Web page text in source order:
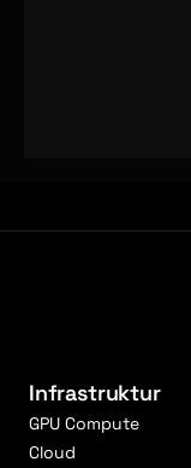
Infrastruktur
GPU Compute
Cloud